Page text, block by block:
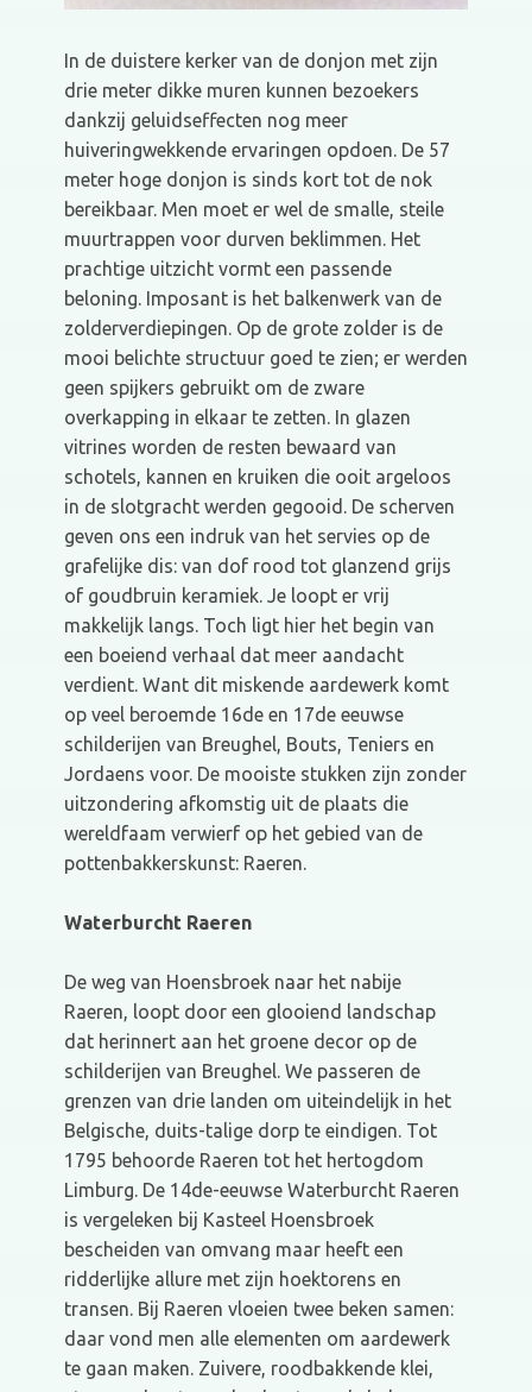
In de duistere kerker van de donjon met zijn
drie meter dikke muren kunnen bezoekers
dankzij geluidseffecten nog meer
huiveringwekkende ervaringen opdoen. De 57
meter hoge donjon is sinds kort tot de nok
bereikbaar. Men moet er wel de smalle, steile
muurtrappen voor durven beklimmen. Het
prachtige uitzicht vormt een passende
beloning. Imposant is het balkenwerk van de
zolderverdiepingen. Op de grote zolder is de
mooi belichte structuur goed te zien; er werden
geen spijkers gebruikt om de zware
overkapping in elkaar te zetten. In glazen
vitrines worden de resten bewaard van
schotels, kannen en kruiken die ooit argeloos
in de slotgracht werden gegooid. De scherven
geven ons een indruk van het servies op de
grafelijke dis: van dof rood tot glanzend grijs
of goudbruin keramiek. Je loopt er vrij
makkelijk langs. Toch ligt hier het begin van
een boeiend verhaal dat meer aandacht
verdient. Want dit miskende aardewerk komt
op veel beroemde 16de en 17de eeuwse
schilderijen van Breughel, Bouts, Teniers en
Jordaens voor. De mooiste stukken zijn zonder
uitzondering afkomstig uit de plaats die
wereldfaam verwierf op het gebied van de
pottenbakkerskunst: Raeren.
Waterburcht Raeren
De weg van Hoensbroek naar het nabije
Raeren, loopt door een glooiend landschap
dat herinnert aan het groene decor op de
schilderijen van Breughel. We passeren de
grenzen van drie landen om uiteindelijk in het
Belgische, duits-talige dorp te eindigen. Tot
1795 behoorde Raeren tot het hertogdom
Limburg. De 14de-eeuwse Waterburcht Raeren
is vergeleken bij Kasteel Hoensbroek
bescheiden van omvang maar heeft een
ridderlijke allure met zijn hoektorens en
transen. Bij Raeren vloeien twee beken samen:
daar vond men alle elementen om aardewerk
te gaan maken. Zuivere, roodbakkende klei,